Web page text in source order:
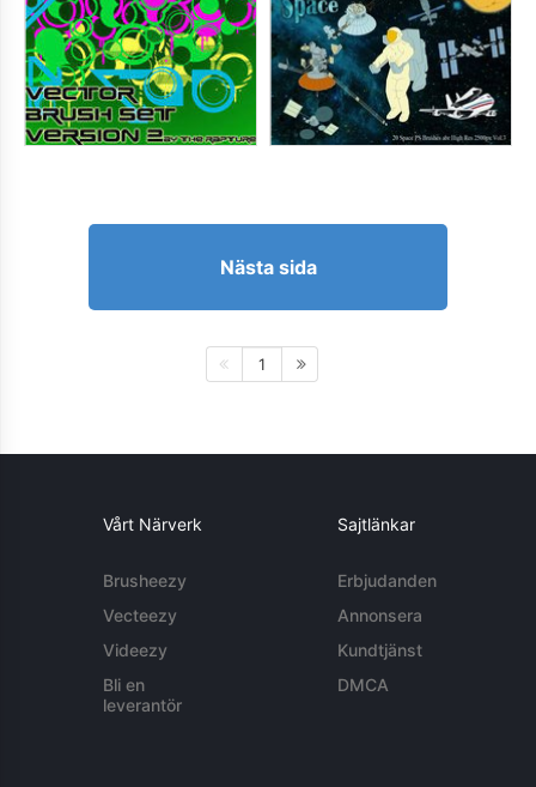
Nästa sida
1
Vårt Närverk
Brusheezy
Vecteezy
Videezy
Bli en
leverantör
Sajtlänkar
Erbjudanden
Annonsera
Kundtjänst
DMCA